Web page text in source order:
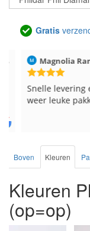
Gratis
Magnolia
Snelle levering
weer leuke
Boven Kleuren
Kleuren
(op=op)